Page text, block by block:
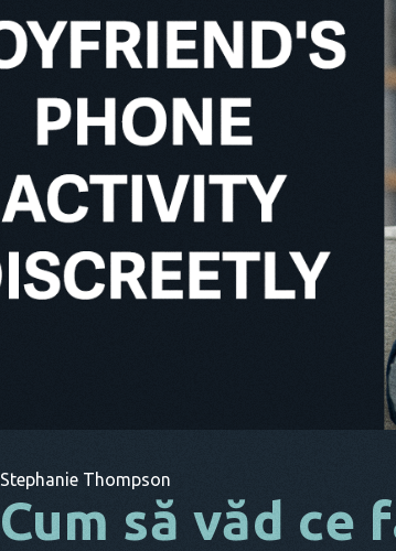
Stephanie Thompson
Cum să văd ce